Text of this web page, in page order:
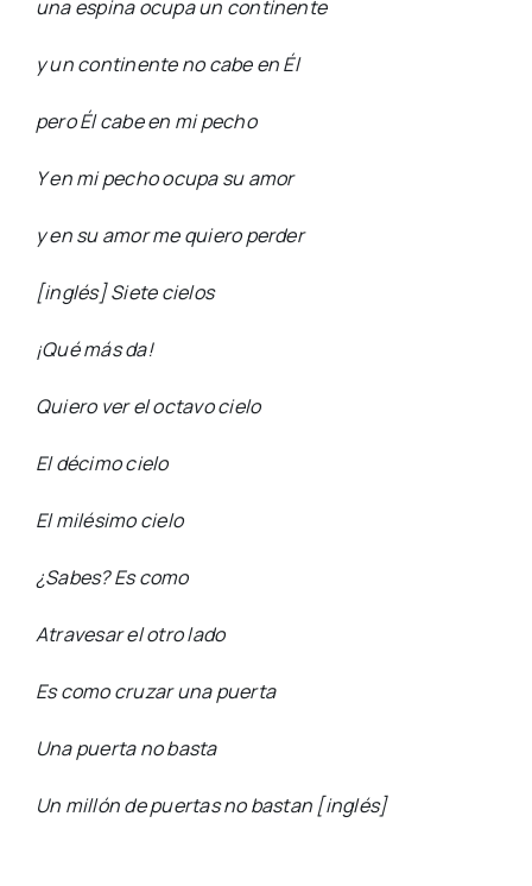
una espina ocupa un continente
y un continente no cabe en Él
pero Él cabe en mi pecho
Y en mi pecho ocupa su amor
y en su amor me quiero perder
[inglés] Siete cielos
¡Qué más da!
Quiero ver el octavo cielo
El décimo cielo
El milésimo cielo
¿Sabes? Es como
Atravesar el otro lado
Es como cruzar una puerta
Una puerta no basta
Un millón de puertas no bastan [inglés]